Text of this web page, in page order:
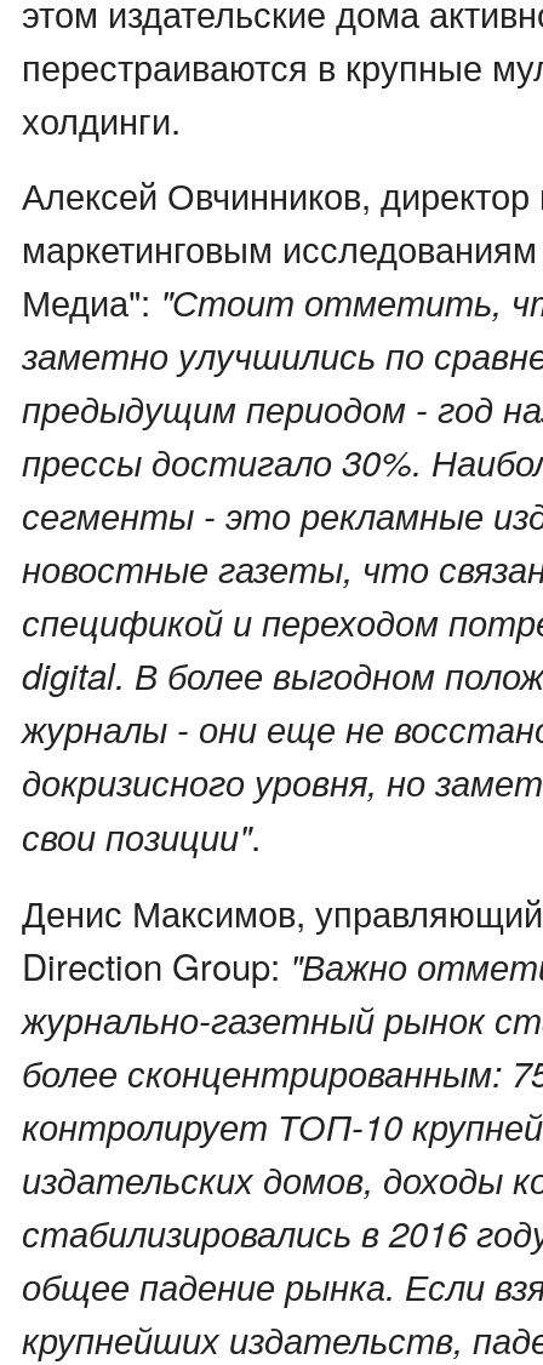
этом издательские дома
перестраиваются в крупные
холдинги.
Алексей Овчинников, директор
маркетинговым
Медиа": "Стоит отметить,
заметно улучшились по
предыдущим периодом - год
прессы достигало 30%.
сегменты - это рекламные
новостные газеты, что
спецификой и переходом
digital. В более выгодном
журналы - они еще не
докризисного уровня, но
свои позиции".
Денис Максимов,
Direction Group: "Важно
журнально-газетный рынок
более сконцентрированным:
контролирует ТОП-10
издательских домов, доходы
стабилизировались в 2016
общее падение рынка. Если
крупнейших издательств,